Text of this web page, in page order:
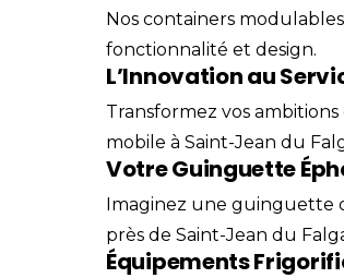
Nos containers
fonctionnalité et design.
L’Innovation au
Transformez vos
mobile à Saint-Jean du
Votre Guinguette
Imaginez une guinguette
près de Saint-Jean du
Équipements